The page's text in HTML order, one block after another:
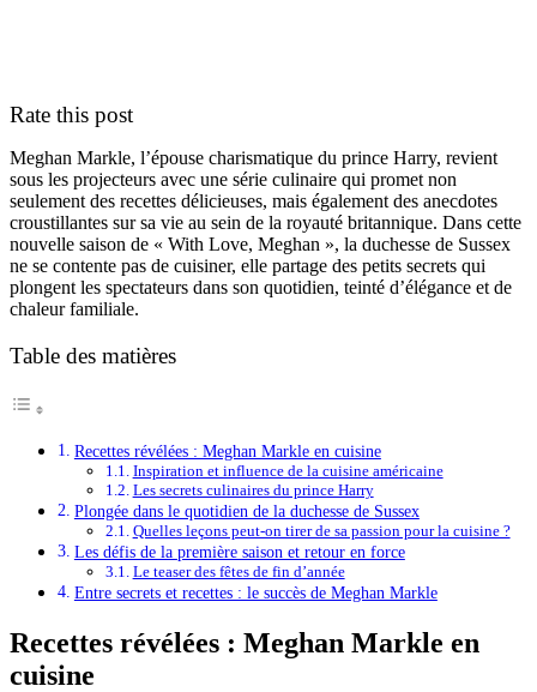
Rate this post
Meghan Markle, l’épouse charismatique du prince Harry, revient
sous les projecteurs avec une série culinaire qui promet non
seulement des recettes délicieuses, mais également des anecdotes
croustillantes sur sa vie au sein de la royauté britannique. Dans cette
nouvelle saison de « With Love, Meghan », la duchesse de Sussex
ne se contente pas de cuisiner, elle partage des petits secrets qui
plongent les spectateurs dans son quotidien, teinté d’élégance et de
chaleur familiale.
Table des matières
Recettes révélées : Meghan Markle en cuisine
Inspiration et influence de la cuisine américaine
Les secrets culinaires du prince Harry
Plongée dans le quotidien de la duchesse de Sussex
Quelles leçons peut-on tirer de sa passion pour la cuisine ?
Les défis de la première saison et retour en force
Le teaser des fêtes de fin d’année
Entre secrets et recettes : le succès de Meghan Markle
Recettes révélées : Meghan Markle en
cuisine